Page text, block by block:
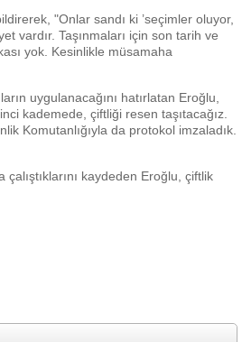
"Onlar sandı ki ’seçimler oluyor,
vardır. Taşınmaları için son tarih ve
yok. Kesinlikle müsamaha
uygulanacağını hatırlatan Eroğlu,
kademede, çiftliği resen taşıtacağız.
Komutanlığıyla da protokol imzaladık.
kaydeden Eroğlu, çiftlik
Çevre
Çevreci yaklaşımlarsayesinde dünyanın
yer halini alması mümkün.